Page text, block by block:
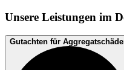
Unsere Leistungen im
Gutachten für